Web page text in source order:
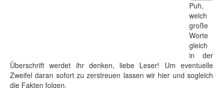
Puh,
welch
große
Worte
gleich
in der
Überschrift werdet ihr denken, liebe Leser! Um eventuelle
Zweifel daran sofort zu zerstreuen lassen wir hier und sogleich
die Fakten folgen.